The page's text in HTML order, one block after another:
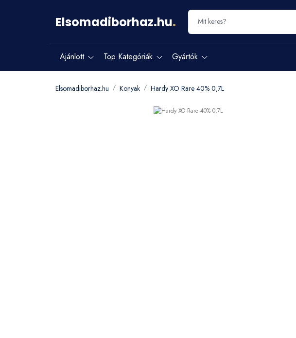
Elsomadiborhaz.hu.
Ajánlott Top Kategóriák Gyártók
Elsomadiborhaz.hu Konyak Hardy XO Rare 40% 0,7L